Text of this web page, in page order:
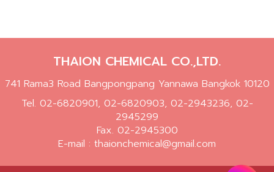
THAION CHEMICAL CO.,LTD.
741 Rama3 Road Bangpongpang Yannawa Bangkok 10120
Tel. 02-6820901, 02-6820903, 02-2943236, 02-
2945299
Fax. 02-2945300
E-mail : thaionchemical@gmail.com